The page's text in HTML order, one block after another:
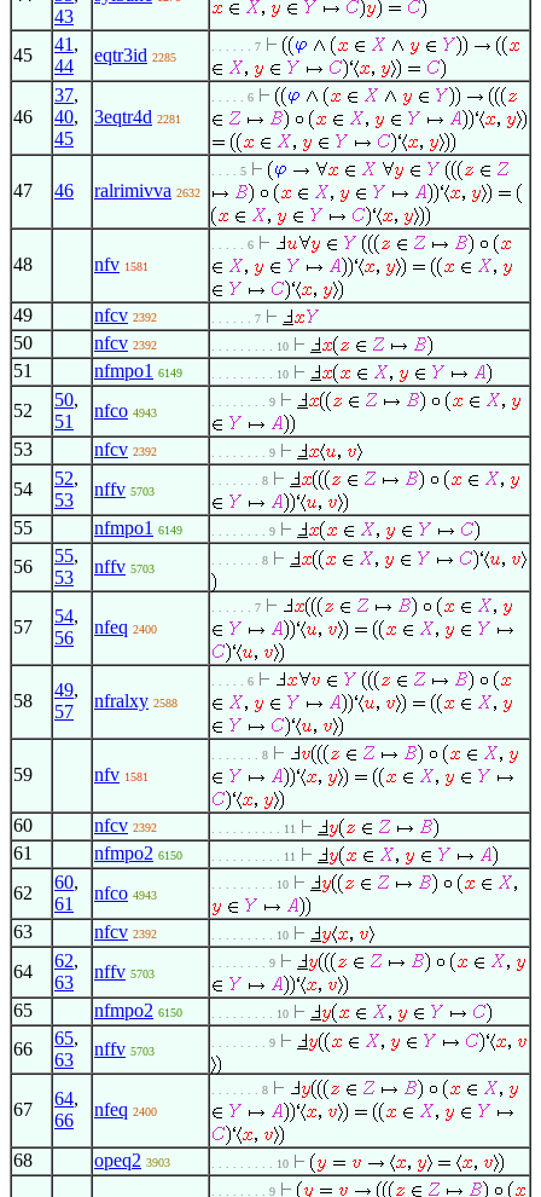
43
45
41 ,
44
eqtr3id 2285
. . . . . . 7
46
37,
40,
45
3eqtr4d 2281
. . . . . 6
47 46 ralrimivva 2632
. . . . 5
48 nfv 1581
. . . . . 6
49 nfcv 2392 . . . . . . 7
50 nfcv 2392 . . . . . . . . . 10
51 nfmpo1 6149 . . . . . . . . . 10
52
50,
51
nfco 4943
. . . . . . . . 9
53 nfcv 2392 . . . . . . . . 9
54
52,
53
nffv 5703
. . . . . . . 8
55 nfmpo1 6149 . . . . . . . . 9
56
55,
53
nffv 5703
. . . . . . . 8
57
54,
56
nfeq 2400
. . . . . . 7
58
49,
57
nfralxy 2588
. . . . . 6
59 nfv 1581
. . . . . . . 8
60 nfcv 2392 . . . . . . . . . . 11
61 nfmpo2 6150 . . . . . . . . . . 11
62
60,
61
nfco 4943
. . . . . . . . . 10
63 nfcv 2392 . . . . . . . . . 10
64
62,
63
nffv 5703
. . . . . . . . 9
65 nfmpo2 6150 . . . . . . . . . 10
66
65,
63
nffv 5703
. . . . . . . . 9
67
64,
66
nfeq 2400
. . . . . . . 8
68 opeq2 3903 . . . . . . . . . 10
. . . . . . . . 9